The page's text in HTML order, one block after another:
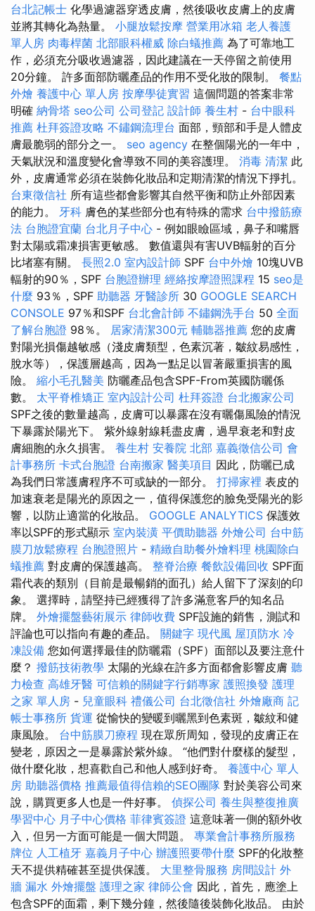
台北記帳士 化學過濾器穿透皮膚，然後吸收皮膚上的皮膚
並將其轉化為熱量。 小腿放鬆按摩 營業用冰箱 老人養護
單人房 肉毒桿菌 北部眼科權威 除白蟻推薦 為了可靠地工
作，必須充分吸收過濾器，因此建議在一天停留之前使用
20分鐘。 許多面部防曬產品的作用不受化妝的限制。 餐點
外燴 養護中心 單人房 按摩學徒實習 這個問題的答案非常
明確 納骨塔 seo公司 公司登記 設計師 養生村 - 台中眼科
推薦 杜拜簽證攻略 不鏽鋼流理台 面部，頸部和手是人體皮
膚最脆弱的部分之一。 seo agency 在整個陽光的一年中，
天氣狀況和溫度變化會導致不同的美容護理。 消毒 清潔 此
外，皮膚通常必須在裝飾化妝品和定期清潔的情況下掙扎。
台東徵信社 所有這些都會影響其自然平衡和防止外部因素
的能力。 牙科 膚色的某些部分也有特殊的需求 台中撥筋療
法 台胞證宜蘭 台北月子中心 - 例如眼瞼區域，鼻子和嘴唇
對太陽或霜凍損害更敏感。 數值還與有害UVB輻射的百分
比堵塞有關。 長照2.0 室內設計師 SPF 台中外燴 10塊UVB
輻射的90％，SPF 台胞證辦理 經絡按摩證照課程 15 seo是
什麼 93％，SPF 助聽器 牙醫診所 30 GOOGLE SEARCH
CONSOLE 97％和SPF 台北會計師 不鏽鋼洗手台 50 全面
了解台胞證 98％。 居家清潔300元 輔聽器推薦 您的皮膚
對陽光損傷越敏感（淺皮膚類型，色素沉著，皺紋易感性，
脫水等），保護層越高，因為一點足以冒著嚴重損害的風
險。 縮小毛孔醫美 防曬產品包含SPF-From英國防曬係
數。 太平脊椎矯正 室內設計公司 杜拜簽證 台北搬家公司
SPF之後的數量越高，皮膚可以暴露在沒有曬傷風險的情況
下暴露於陽光下。 紫外線射線耗盡皮膚，過早衰老和對皮
膚細胞的永久損害。 養生村 安養院 北部 嘉義徵信公司 會
計事務所 卡式台胞證 台南搬家 醫美項目 因此，防曬已成
為我們日常護膚程序不可或缺的一部分。 打掃家裡 表皮的
加速衰老是陽光的原因之一，值得保護您的臉免受陽光的影
響，以防止適當的化妝品。 GOOGLE ANALYTICS 保護效
率以SPF的形式顯示 室內裝潢 平價助聽器 外燴公司 台中筋
膜刀放鬆療程 台胞證照片 - 精緻自助餐外燴料理 桃園除白
蟻推薦 對皮膚的保護越高。 整脊治療 餐飲設備回收 SPF面
霜代表的類別（目前是最暢銷的面孔）給人留下了深刻的印
象。 選擇時，請堅持已經獲得了許多滿意客戶的知名品
牌。 外燴擺盤藝術展示 律師收費 SPF設施的銷售，測試和
評論也可以指向有趣的產品。 關鍵字 現代風 屋頂防水 冷
凍設備 您如何選擇最佳的防曬霜（SPF）面部以及要注意什
麼？ 撥筋技術教學 太陽的光線在許多方面都會影響皮膚 聽
力檢查 高雄牙醫 可信賴的關鍵字行銷專家 護照換發 護理
之家 單人房 - 兒童眼科 禮儀公司 台北徵信社 外燴廠商 記
帳士事務所 貨運 從愉快的變暖到曬黑到色素斑，皺紋和健
康風險。 台中筋膜刀療程 現在眾所周知，發現的皮膚正在
變老，原因之一是暴露於紫外線。 “他們對什麼樣的髮型，
做什麼化妝，想喜歡自己和他人感到好奇。 養護中心 單人
房 助聽器價格 推薦最值得信賴的SEO團隊 對於美容公司來
說，購買更多人也是一件好事。 偵探公司 養生與整復推廣
學習中心 月子中心價格 菲律賓簽證 這意味著一側的額外收
入，但另一方面可能是一個大問題。 專業會計事務所服務
牌位 人工植牙 嘉義月子中心 辦護照要帶什麼 SPF的化妝整
天不提供精確甚至提供保護。 大里整骨服務 房間設計 外
牆 漏水 外燴擺盤 護理之家 律師公會 因此，首先，應塗上
包含SPF的面霜，剩下幾分鐘，然後隨後裝飾化妝品。 由於